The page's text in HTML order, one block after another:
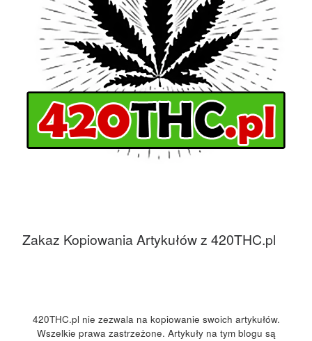
Zakaz Kopiowania Artykułów z 420THC.pl
420THC.pl nie zezwala na kopiowanie swoich artykułów.
Wszelkie prawa zastrzeżone. Artykuły na tym blogu są